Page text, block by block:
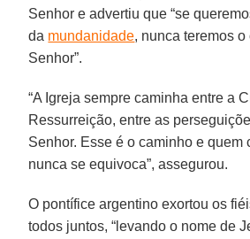
Senhor e advertiu que “se
da mundanidade, nunca teremos
Senhor”.
“A Igreja sempre caminha entre a
Ressurreição, entre as
Senhor. Esse é o caminho e quem
nunca se equivoca”, assegurou.
O pontífice argentino exortou os
todos juntos, “levando o nome de